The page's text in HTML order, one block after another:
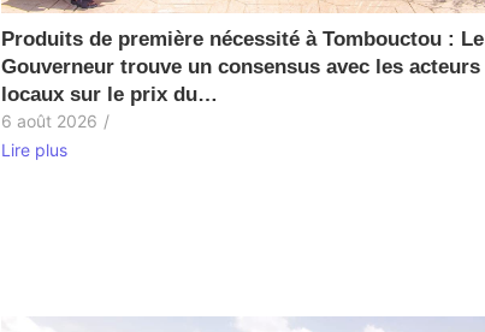
Produits de première nécessité à Tombouctou : Le
Gouverneur trouve un consensus avec les acteurs
locaux sur le prix du…
6 août 2026 /
Lire plus